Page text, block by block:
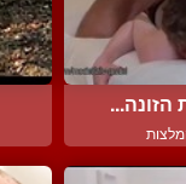
הזונה...